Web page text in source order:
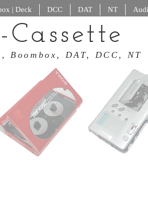
| Deck DCC DAT NT
Cassette
Boombox,